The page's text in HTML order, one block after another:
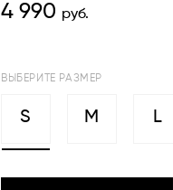
4 990 руб.
ВЫБЕРИТЕ РАЗМЕР
S M L